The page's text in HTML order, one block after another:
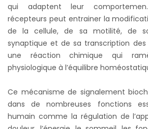
qui adaptent leur
récepteurs peut entrainer la
de la cellule, de sa motilité, de
synaptique et de sa transcription
une réaction chimique qui
physiologique à l’équilibre
Ce mécanisme de signalement
dans de nombreuses fonctions
humain comme la régulation de